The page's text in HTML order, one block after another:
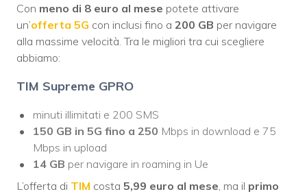
Con meno di 8 euro al mese potete attivare
un’offerta 5G con inclusi fino a 200 GB per navigare
alla massime velocità. Tra le migliori tra cui scegliere
abbiamo:
TIM Supreme GPRO
minuti illimitati e 200 SMS
150 GB in 5G fino a 250 Mbps in download e 75
Mbps in upload
14 GB per navigare in roaming in Ue
L’offerta di TIM costa 5,99 euro al mese , ma il primo